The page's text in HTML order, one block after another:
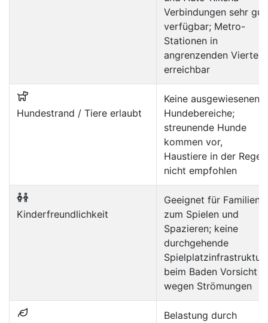
Verbindungen sehr gut
verfügbar; Metro-
Stationen in
angrenzenden Vierteln
erreichbar
Hundestrand / Tiere erlaubt
Keine ausgewiesenen
Hundebereiche;
streunende Hunde
kommen vor,
Haustiere in der Regel
nicht empfohlen
Kinderfreundlichkeit
Geeignet für Familien
zum Spielen und
Spazieren; keine
durchgehende
Spielplatzinfrastruktur,
beim Baden Vorsicht
wegen Strömungen
Belastung durch